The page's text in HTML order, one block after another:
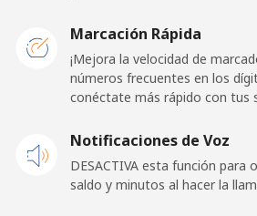
Línea fija ⁦57.9¢⁩
Malaysia
Marcación Rápida
¡Mejora la velocidad de
números frecuentes en los
conéctate más rápido con tus
Notificaciones de Voz
DESACTIVA esta función para
saldo y minutos al hacer la